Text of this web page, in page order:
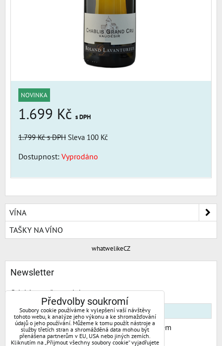
NOVINKA
1.699 Kč s DPH
1.799 Kčs DPH Sleva 100 Kč
Dostupnost: Vyprodáno
VÍNA
TAŠKY NA VÍNO
whatwelikeCZ
Newsletter
Odebírat naše novinky:
Chci se přihlásit k odběru novinek e-mailem
Předvolby soukromí
Soubory cookie používáme k vylepšení vaší návštěvy
tohoto webu, k analýze jeho výkonu a ke shromažďování
údajů o jeho používání. Můžeme k tomu použít nástroje a
služby třetích stran a shromážděná data mohou být
přenášena partnerům v EU, USA nebo jiných zemích.
Kliknutím na „Přijmout všechny soubory cookie“ vyjadřujete